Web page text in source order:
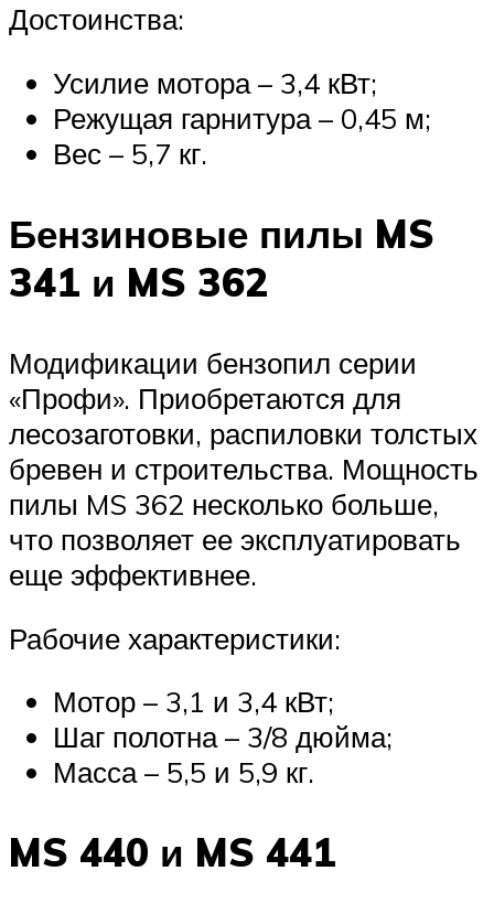
Достоинства:
Усилие мотора – 3,4 кВт;
Режущая гарнитура – 0,45 м;
Вес – 5,7 кг.
Бензиновые пилы MS
341 и MS 362
Модификации бензопил серии
«Профи». Приобретаются для
лесозаготовки, распиловки толстых
бревен и строительства. Мощность
пилы MS 362 несколько больше,
что позволяет ее эксплуатировать
еще эффективнее.
Рабочие характеристики:
Мотор – 3,1 и 3,4 кВт;
Шаг полотна – 3/8 дюйма;
Масса – 5,5 и 5,9 кг.
MS 440 и MS 441